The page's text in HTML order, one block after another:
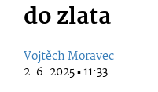
do zlata
Vojtěch Moravec
2. 6. 2025 ▪ 11:33